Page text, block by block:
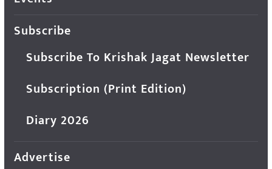
Subscribe
Subscribe To Krishak Jagat Newsletter
Subscription (Print Edition)
Diary 2026
Advertise